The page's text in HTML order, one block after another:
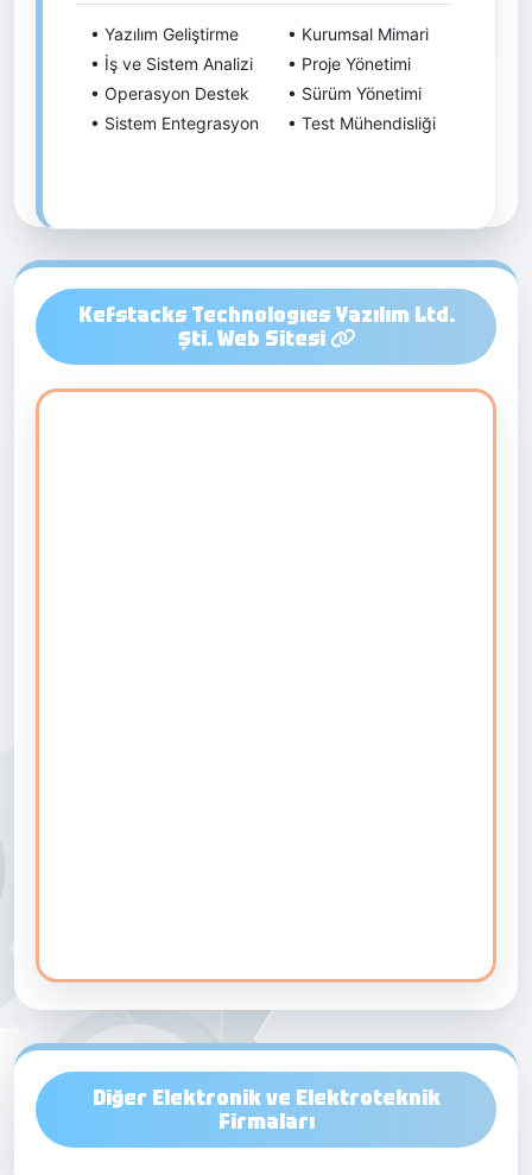
• Yazılım Geliştirme
• İş ve Sistem Analizi
• Operasyon Destek
• Sistem Entegrasyon
• Kurumsal Mimari
• Proje Yönetimi
• Sürüm Yönetimi
• Test Mühendisliği
Kefstacks Technologıes Yazılım Ltd.
Şti. Web Sitesi
Diğer Elektronik ve Elektroteknik
Firmaları